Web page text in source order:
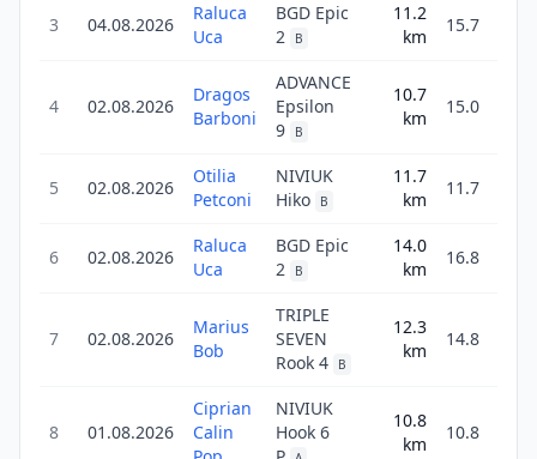
3 04.08.2026
Raluca
Uca
BGD Epic
2
B
11.2
km
15.7
4 02.08.2026
Dragos
Barboni
ADVANCE
Epsilon
9
B
10.7
km
15.0
5 02.08.2026
Otilia
Petconi
NIVIUK
Hiko
B
11.7
km
11.7
6 02.08.2026
Raluca
Uca
BGD Epic
2
B
14.0
km
16.8
7 02.08.2026
Marius
Bob
TRIPLE
SEVEN
Rook 4
B
12.3
km
14.8
8 01.08.2026
Ciprian
Calin
NIVIUK
Hook 6
10.8
km
10.8